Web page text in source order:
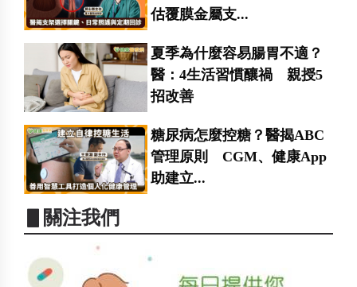
估覆膜金屬支...
夏季為什麼容易腸胃不適？
醫：4生活習慣釀禍 親授5
招改善
糖尿病怎麼控糖？醫揭ABC
管理原則 CGM、健康App
助建立...
▋關注我們